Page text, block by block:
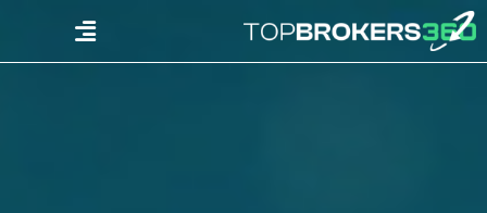
Skip
to
content
Menu